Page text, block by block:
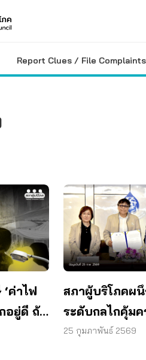
Report Clues / File Complaints
ค่าไฟ
อยู่ดี ถ้า
ทุน”
สภาผู้บริโภคผ
ระดับกลไกคุ้ม
เร่งแก้ไฟแพง-คุ
25 กุมภาพันธ์ 2569